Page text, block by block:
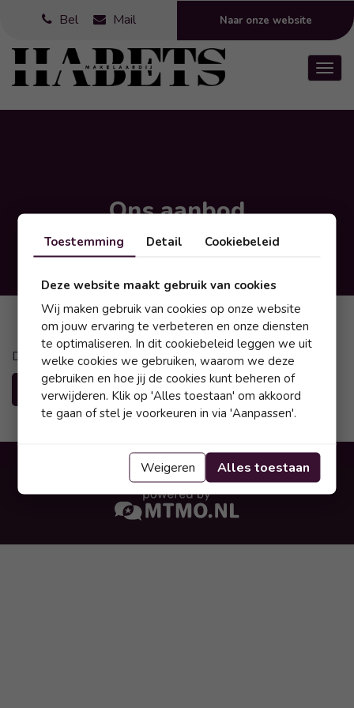
Bel Mail Naar onze website
Ons aanbod
Deze woning delen?
De sneak previews komen er binnenkort weer aan.
Bekijk ons aanbod
copyright © Habets Makelaardij
Toestemming Detail Cookiebeleid
Deze website maakt gebruik van cookies
Wij maken gebruik van cookies op onze website
om jouw ervaring te verbeteren en onze diensten
te optimaliseren. In dit cookiebeleid leggen we uit
welke cookies we gebruiken, waarom we deze
gebruiken en hoe jij de cookies kunt beheren of
verwijderen. Klik op 'Alles toestaan' om akkoord
te gaan of stel je voorkeuren in via 'Aanpassen'.
Weigeren Alles toestaan